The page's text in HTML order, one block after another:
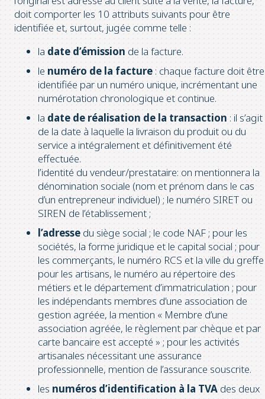
doit comporter les 10 attributs suivants pour être
identifiée et, surtout, jugée comme telle :
la date d’émission de la facture.
le numéro de la facture : chaque facture doit être
identifiée par un numéro unique, incrémentant une
numérotation chronologique et continue.
la date de réalisation de la transaction : il s’agit
de la date à laquelle la livraison du produit ou du
service a intégralement et définitivement été
effectuée.
l’identité du vendeur/prestataire: on mentionnera la
dénomination sociale (nom et prénom dans le cas
d’un entrepreneur individuel) ; le numéro SIRET ou
SIREN de l’établissement ;
l’adresse du siège social ; le code NAF ; pour les
sociétés, la forme juridique et le capital social ; pour
les commerçants, le numéro RCS et la ville du greffe
pour les artisans, le numéro au répertoire des
métiers et le département d’immatriculation ; pour
les indépendants membres d’une association de
gestion agréée, la mention « Membre d’une
association agréée, le règlement par chèque et par
carte bancaire est accepté » ; pour les activités
artisanales nécessitant une assurance
professionnelle, mention de l’assurance souscrite.
les numéros d’identification à la TVA des deux